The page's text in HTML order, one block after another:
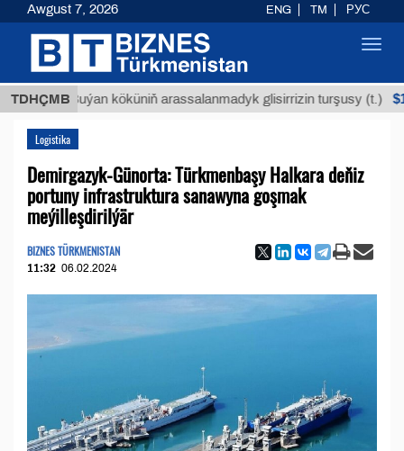
TDHÇMB
Buýan köküniň arassalanmadyk glisirrizin turşusy (t.) $12935,18
Logistika
Demirgazyk-Günorta: Türkmenbaşy Halkara deňiz
portuny infrastruktura sanawyna goşmak
meýilleşdirilýär
BIZNES TÜRKMENISTAN
11:32 06.02.2024
Awgust 7, 2026 ENG TM РУС